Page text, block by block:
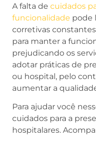
A falta de cuidados
funcionalidade pode
corretivas
para manter a
prejudicando os
adotar práticas de
ou hospital, pelo
aumentar a
Para ajudar você
cuidados para a
hospitalares.